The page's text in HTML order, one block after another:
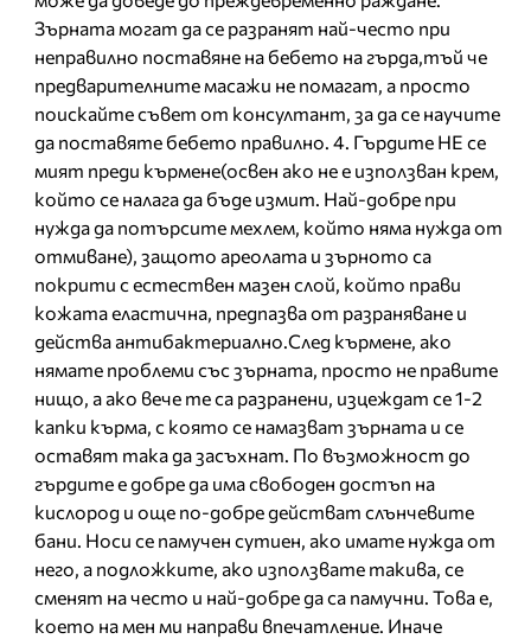
Зърната могат да се разранят най-често при
неправилно поставяне на бебето на гърда,тъй че
предварителните масажи не помагат, а просто
поискайте съвет от консултант, за да се научите
да поставяте бебето правилно. 4. Гърдите НЕ се
мият преди кърмене(освен ако не е използван крем,
който се налага да бъде измит. Най-добре при
нужда да потърсите мехлем, който няма нужда от
отмиване), защото ареолата и зърното са
покрити с естествен мазен слой, който прави
кожата еластична, предпазва от разраняване и
действа антибактериално.След кърмене, ако
нямате проблеми със зърната, просто не правите
нищо, а ако вече те са разранени, изцеждат се 1-2
капки кърма, с която се намазват зърната и се
оставят така да засъхнат. По възможност до
гърдите е добре да има свободен достъп на
кислород и още по-добре действат слънчевите
бани. Носи се памучен сутиен, ако имате нужда от
него, а подложките, ако използвате такива, се
сменят на често и най-добре да са памучни. Това е,
което на мен ми направи впечатление. Иначе